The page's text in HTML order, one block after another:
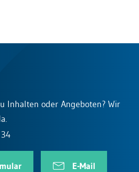
Inhalten oder Angeboten? Wir
E-Mail